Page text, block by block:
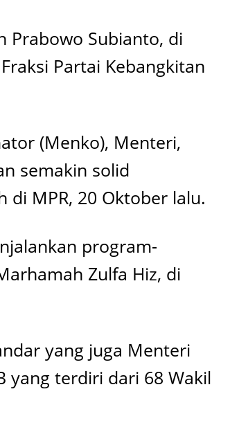
Prabowo Subianto, di
Partai Kebangkitan
(Menko), Menteri,
semakin solid
di MPR, 20 Oktober lalu.
program-
Zulfa Hiz, di
yang juga Menteri
yang terdiri dari 68 Wakil